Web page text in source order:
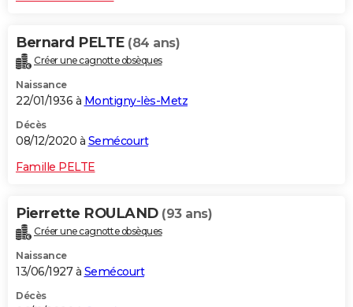
Bernard PELTE (84 ans)
Créer une cagnotte obsèques
Naissance
22/01/1936 à Montigny-lès-Metz
Décès
08/12/2020 à Semécourt
Famille PELTE
Pierrette ROULAND (93 ans)
Créer une cagnotte obsèques
Naissance
13/06/1927 à Semécourt
Décès